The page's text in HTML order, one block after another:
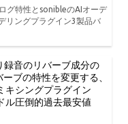
グ特性とsonibleのAIオーデ
リングプラグイン3製品バ
録音のリバーブ成分の
ブの特性を変更する、
キシングプラグイン
ル圧倒的過去最安値